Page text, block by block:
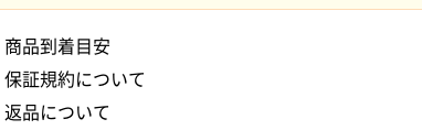
商品到着目安
保証規約について
返品について